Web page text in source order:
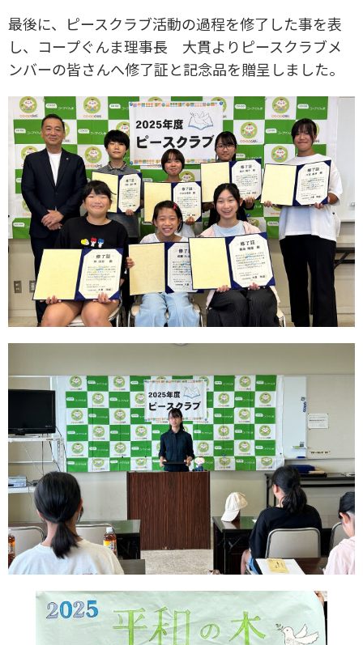
最後に、ピースクラブ活動の過程を修了した事を表
し、コープぐんま理事長 大貫よりピースクラブメ
ンバーの皆さんへ修了証と記念品を贈呈しました。